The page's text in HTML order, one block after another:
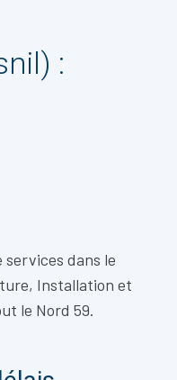
:
dans le
Installation et
le Nord 59.